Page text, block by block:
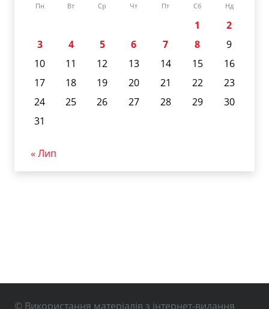
Пн Вт Ср Чт Пт Сб Нд
1
2
3
4 5 6 7 8
9
10
11 12 13 14 15
16
17
18 19 20 21 22
23
24
25 26 27 28 29
30
31
« Лип
© Використання матеріалів з інтернет-видання